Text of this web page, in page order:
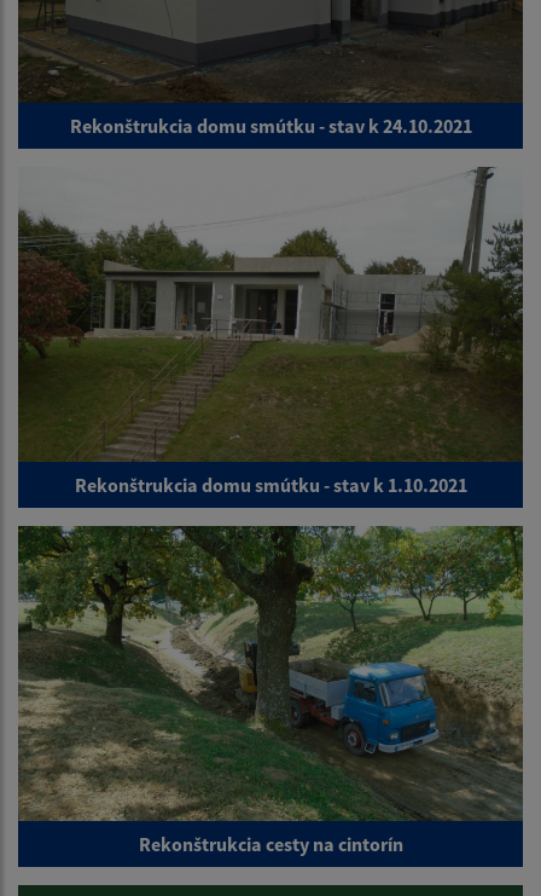
Rekonštrukcia domu smútku - stav k 24.10.2021
Rekonštrukcia domu smútku - stav k 1.10.2021
Rekonštrukcia cesty na cintorín